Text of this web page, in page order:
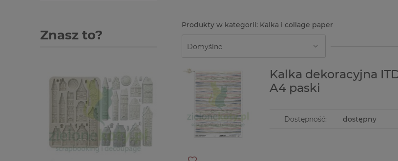
Znasz to?
-43%
Kalka i collage paper
Kalka dekoracyjna
A4 paski
Dostępność: dostępny